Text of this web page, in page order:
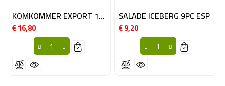
KOMKOMMER EXPORT 14ST BE
€ 16,80Prijs
SALADE ICEBERG 9PC ESP
€ 9,20Prijs